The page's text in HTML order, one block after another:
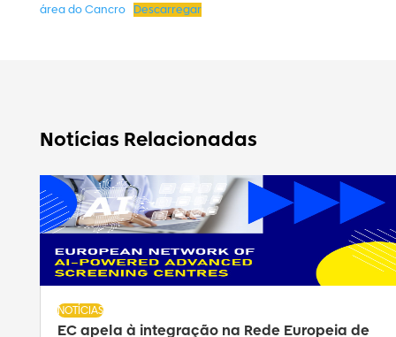
área do Cancro
Descarregar
Notícias Relacionadas
EC apela à integração na Rede Europeia de
NOTÍCIAS